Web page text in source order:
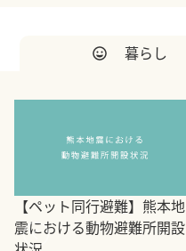
暮らし
【ペット同行避難】熊本地
震における動物避難所開設